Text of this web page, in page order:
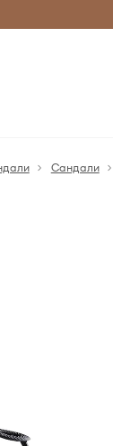
Безплатни
Сандали